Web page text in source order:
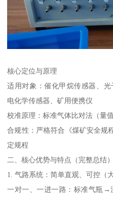
核心定位与原理
适用对象：催化甲烷传感器、光
电化学传感器、矿用便携仪
校准原理：标准气体比对法（量值
合规性：严格符合《煤矿安全规
定规程
二、核心优势与特点（完整总结）
1. 气路系统：简单直观、可控（
一对一、一进一路：标准气瓶